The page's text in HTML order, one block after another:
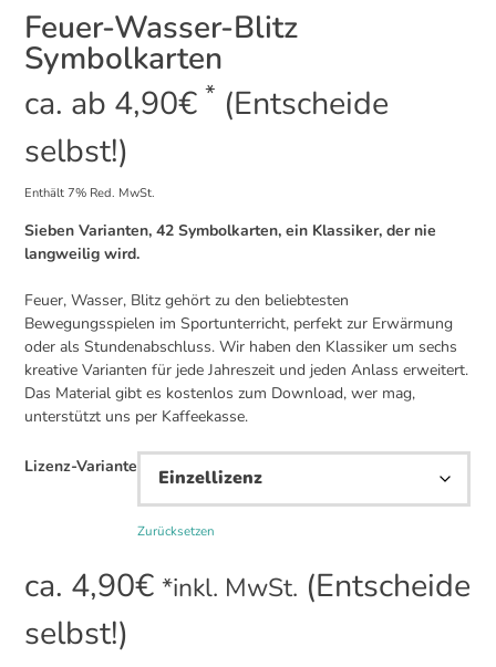
Feuer-Wasser-Blitz
Symbolkarten
ca. ab 4,90€ * (Entscheide
selbst!)
Enthält 7% Red. MwSt.
Sieben Varianten, 42 Symbolkarten, ein Klassiker, der nie
langweilig wird.
Feuer, Wasser, Blitz gehört zu den beliebtesten
Bewegungsspielen im Sportunterricht, perfekt zur Erwärmung
oder als Stundenabschluss. Wir haben den Klassiker um sechs
kreative Varianten für jede Jahreszeit und jeden Anlass erweitert.
Das Material gibt es kostenlos zum Download, wer mag,
unterstützt uns per Kaffeekasse.
Lizenz-Variante
Zurücksetzen
ca. 4,90€ *inkl. MwSt. (Entscheide
selbst!)